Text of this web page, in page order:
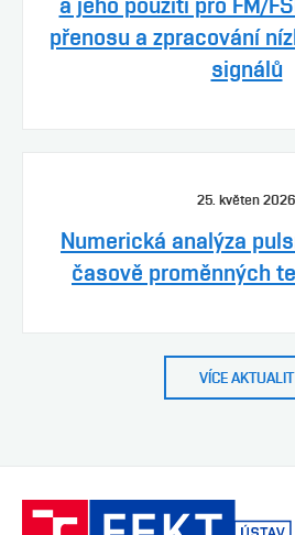
přenosu a zpracování
signálů
25. květen 2026
Numerická analýza
časově proměnných
VÍCE AKTUALIT